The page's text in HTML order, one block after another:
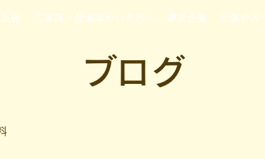
援 ご家族・発達障がいの方へ 運営企業 企業の方
ブログ